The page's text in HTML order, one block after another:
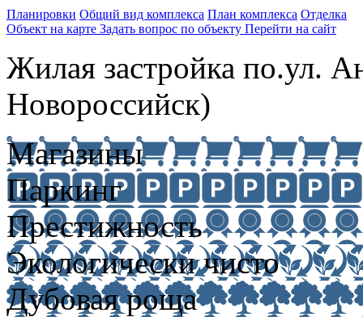
Планировки Общий вид комплекса План комплекса Отделка
Объект на карте Задать вопрос по объекту Перейти на сайт
Жилая застройка по.ул.
Новороссийск)
Магазины
Паркинг
Престижность
Экологически чисто
Дубовая роща